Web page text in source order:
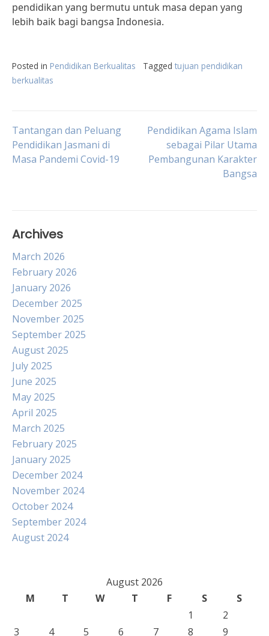
pendidikan yang bermutu untuk masa depan yang
lebih baik bagi bangsa Indonesia.
Posted in Pendidikan Berkualitas Tagged tujuan pendidikan
berkualitas
Post
navigation
Tantangan dan Peluang
Pendidikan Jasmani di
Masa Pandemi Covid-19
Pendidikan Agama Islam
sebagai Pilar Utama
Pembangunan Karakter
Bangsa
Archives
March 2026
February 2026
January 2026
December 2025
November 2025
September 2025
August 2025
July 2025
June 2025
May 2025
April 2025
March 2025
February 2025
January 2025
December 2024
November 2024
October 2024
September 2024
August 2024
August 2026
M
T W T F S
S
1
2
3
4 5 6 7 8 9